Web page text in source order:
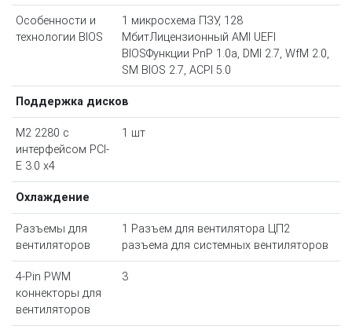
Особенности и
технологии BIOS
1 микросхема ПЗУ, 128
МбитЛицензионный AMI UEFI
BIOSФункции PnP 1.0a, DMI 2.7, WfM 2.0,
SM BIOS 2.7, ACPI 5.0
Поддержка дисков
M2 2280 с
интерфейсом PCI-
E 3.0 х4
1 шт
Охлаждение
Разъемы для
вентиляторов
1 Разъем для вентилятора ЦП2
разъема для системных вентиляторов
4-Pin PWM
коннекторы для
вентиляторов
3